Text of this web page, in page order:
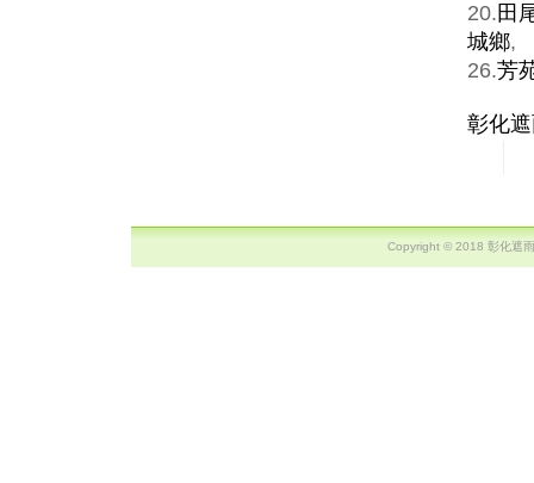
20. 田
城鄉,
26.芳
彰化
Copyright © 2018 彰化遮